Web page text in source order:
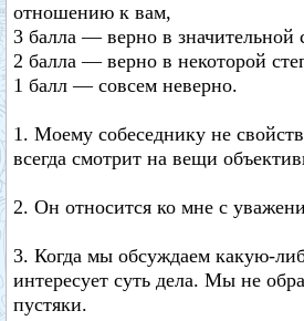
отношению к вам,
3 балла — верно в значительной
2 балла — верно в некоторой
1 балл — совсем неверно.
1. Моему собеседнику не
всегда смотрит на вещи
2. Он относится ко мне с
3. Когда мы обсуждаем какую-
интересует суть дела. Мы не
пустяки.